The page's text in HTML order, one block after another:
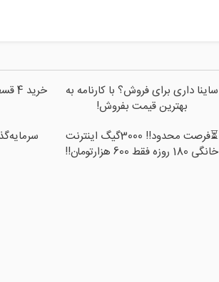
ساینا داری برای فروش؟ با کارنامه به
بهترین قیمت بفروش!
⏳فرصت محدود!! 3000گیگ اینترنت
خانگی 180 روزه فقط 600 هزارتومان!!